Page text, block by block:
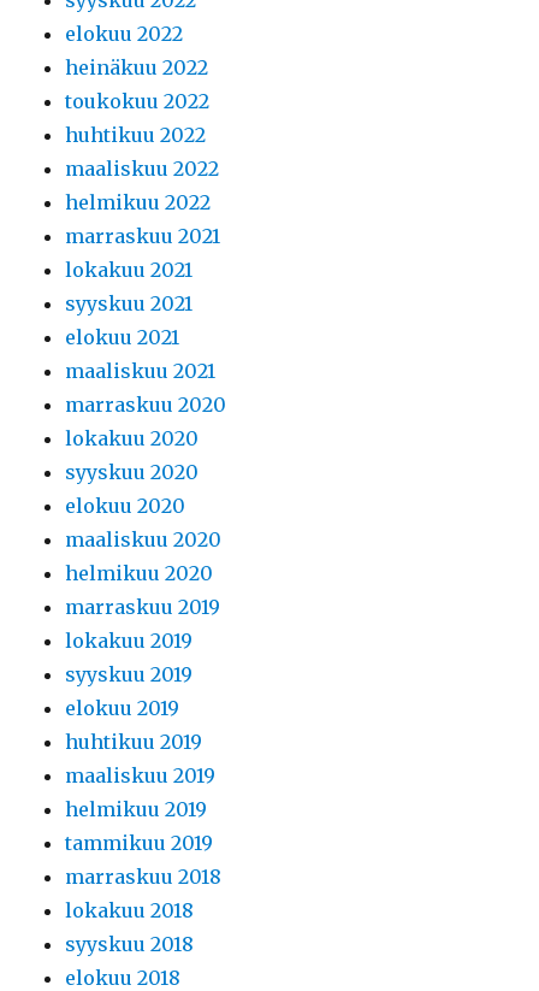
elokuu 2022
heinäkuu 2022
toukokuu 2022
huhtikuu 2022
maaliskuu 2022
helmikuu 2022
marraskuu 2021
lokakuu 2021
syyskuu 2021
elokuu 2021
maaliskuu 2021
marraskuu 2020
lokakuu 2020
syyskuu 2020
elokuu 2020
maaliskuu 2020
helmikuu 2020
marraskuu 2019
lokakuu 2019
syyskuu 2019
elokuu 2019
huhtikuu 2019
maaliskuu 2019
helmikuu 2019
tammikuu 2019
marraskuu 2018
lokakuu 2018
syyskuu 2018
elokuu 2018